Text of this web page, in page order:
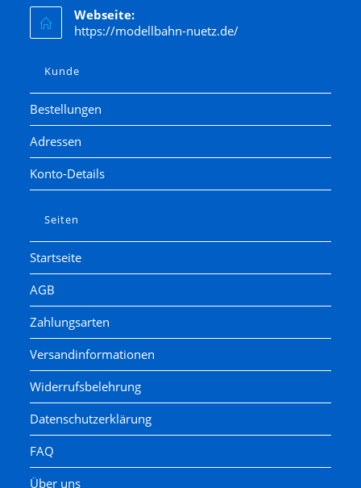
Kibri
Kress
Lenz
LGB
Liliput
Lima
Lorenz
luetke modellarchitektur
Märklin
Marks
Matchbox
Minitrix
Modellbahn Union
Noch
pmt
Prefo / Schicht
Revell
Webseite:
https://modellbahn-nuetz.de/
Kunde
Bestellungen
Adressen
Konto-Details
Seiten
Startseite
AGB
Zahlungsarten
Versandinformationen
Widerrufsbelehrung
Datenschutzerklärung
FAQ
Über uns